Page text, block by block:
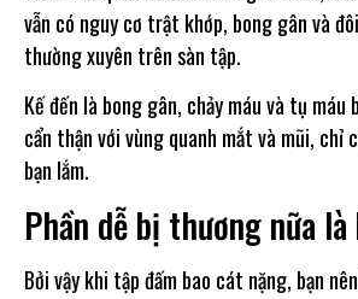
vẫn có nguy cơ trật khớp, bong gân và
thường xuyên trên sàn tập.
Kế đến là bong gân, chảy máu và tụ
cẩn thận với vùng quanh mắt và mũi, chỉ
bạn lắm.
Phần dễ bị thương nữa là
Bởi vậy khi tập đấm bao cát nặng, bạn